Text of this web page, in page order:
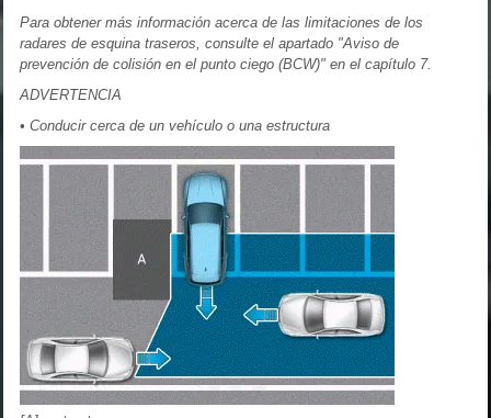
Para obtener más información acerca de las limitaciones de los
radares de esquina traseros, consulte el apartado "Aviso de
prevención de colisión en el punto ciego (BCW)" en el capítulo 7.
ADVERTENCIA
• Conducir cerca de un vehículo o una estructura